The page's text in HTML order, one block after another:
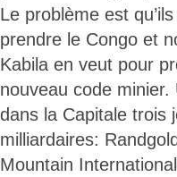
Le problème est
prendre le Congo et
Kabila en veut pour
nouveau code
dans la Capitale trois
milliardaires:
Mountain